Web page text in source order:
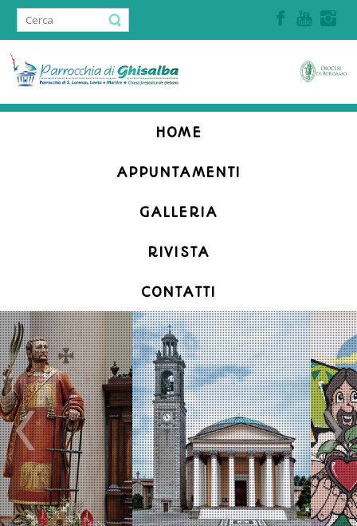
HOME
APPUNTAMENTI
GALLERIA
RIVISTA
CONTATTI